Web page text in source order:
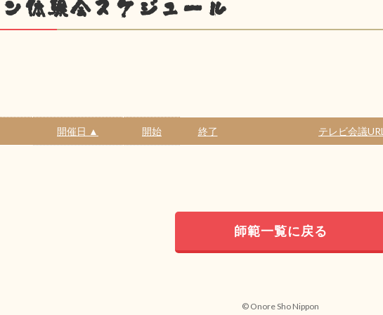
体験会スケジュール
開催日 ▲ 開始 終了 テレビ会議URL
師範一覧に戻る
© Onore Sho Nippon